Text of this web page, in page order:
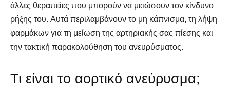
άλλες θεραπείες που μπορούν να μειώσουν τον κίνδυνο
ρήξης του. Αυτά περιλαμβάνουν το μη κάπνισμα, τη λήψη
φαρμάκων για τη μείωση της αρτηριακής σας πίεσης και
την τακτική παρακολούθηση του ανευρύσματος.
Τι είναι το αορτικό ανεύρυσμα;